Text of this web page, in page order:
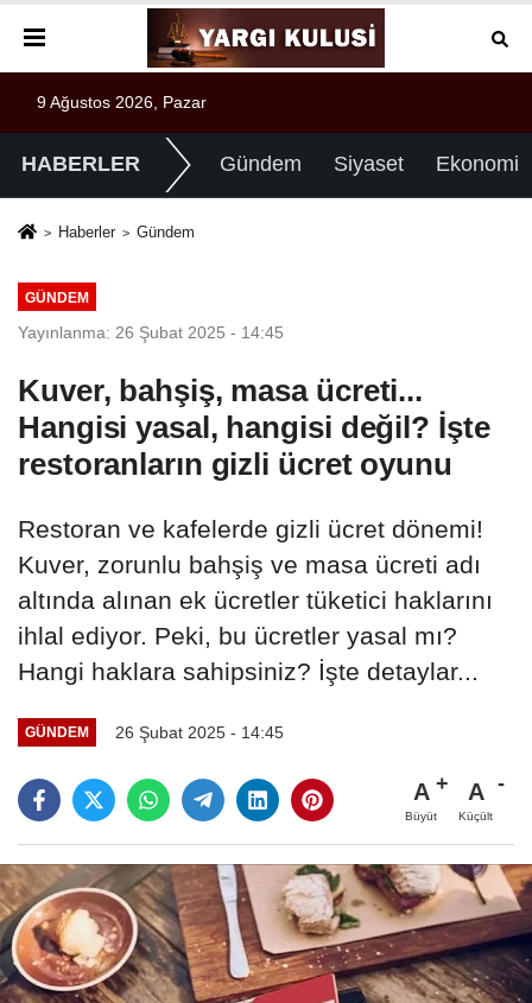
9 Ağustos 2026, Pazar
HABERLER Gündem Siyaset Ekonomi
Haberler Gündem
GÜNDEM
Yayınlanma: 26 Şubat 2025 - 14:45
Kuver, bahşiş, masa ücreti...
Hangisi yasal, hangisi değil? İşte
restoranların gizli ücret oyunu
Restoran ve kafelerde gizli ücret dönemi!
Kuver, zorunlu bahşiş ve masa ücreti adı
altında alınan ek ücretler tüketici haklarını
ihlal ediyor. Peki, bu ücretler yasal mı?
Hangi haklara sahipsiniz? İşte detaylar...
GÜNDEM 26 Şubat 2025 - 14:45
A
Büyüt
A
Küçült